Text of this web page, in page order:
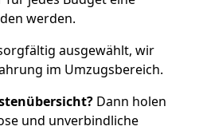
werden.
ausgewählt, wir
im Umzugsbereich.
Dann holen
und unverbindliche